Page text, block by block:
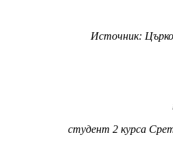
Источник:
студент 2 курса